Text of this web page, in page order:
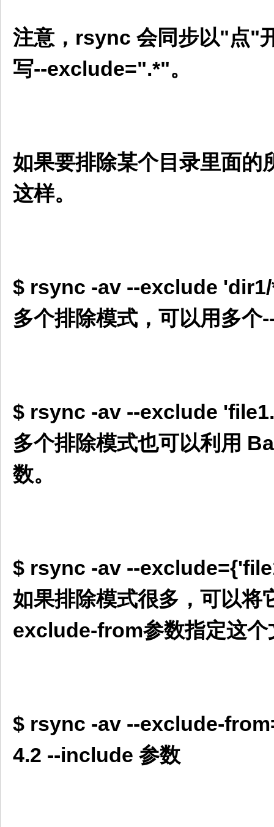
注意，rsync 会同步以"点"
写--exclude=".*"。
如果要排除某个目录里面的
这样。
$ rsync -av --exclude
多个排除模式，可以用多
$ rsync -av --exclude
多个排除模式也可以利用
数。
$ rsync -av --
如果排除模式很多，可以将
exclude-from参数指定这个
$ rsync -av --exclude-
4.2 --include 参数